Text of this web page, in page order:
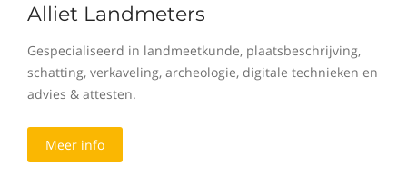
Alliet Landmeters
Gespecialiseerd in landmeetkunde, plaatsbeschrijving,
schatting, verkaveling, archeologie, digitale technieken en
advies & attesten.
Meer info